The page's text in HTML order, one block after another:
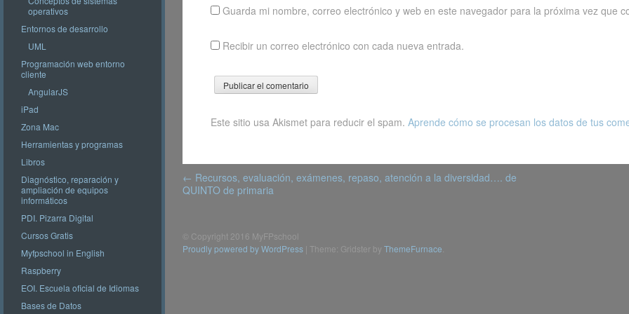
operativos
Entornos de desarrollo
UML
Programación web entorno
cliente
AngularJS
iPad
Zona Mac
Herramientas y programas
Libros
Diagnóstico, reparación y
ampliación de equipos
informáticos
PDI. Pizarra Digital
Cursos Gratis
Myfpschool in English
Raspberry
EOI. Escuela oficial de Idiomas
Bases de Datos
Guarda mi nombre, correo electrónico y web en este navegador para la próxima vez que
Recibir un correo electrónico con cada nueva entrada.
Este sitio usa Akismet para reducir el spam. Aprende cómo se procesan los datos de tus
navigation
← Recursos, evaluación, exámenes, repaso, atención a la diversidad…. de
QUINTO de primaria
© Copyright 2016 MyFPschool
Proudly powered by WordPress Theme: Gridster by ThemeFurnace